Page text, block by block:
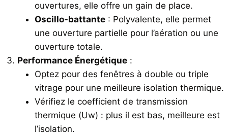
ouvertures, elle offre un gain de place.
Oscillo-battante : Polyvalente, elle permet
une ouverture partielle pour l’aération ou une
ouverture totale.
Performance Énergétique :
Optez pour des fenêtres à double ou triple
vitrage pour une meilleure isolation thermique.
Vérifiez le coefficient de transmission
thermique (Uw) : plus il est bas, meilleure est
l’isolation.